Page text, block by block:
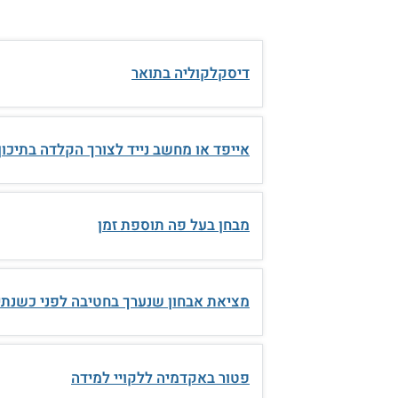
דיסקלקוליה בתואר
אייפד או מחשב נייד לצורך הקלדה
מבחן בעל פה תוספת זמן
מציאת אבחון שנערך בחטיבה לפני
פטור באקדמיה ללקויי למידה